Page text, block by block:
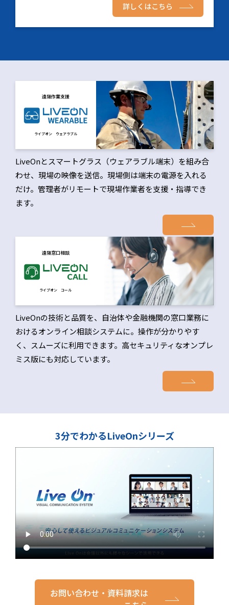
詳しくはこちら
遠隔作業支援
ライブオン ウェアラブル
LiveOnとスマートグラス（ウェアラブル端末）を組み合
わせ、現場の映像を送信。現場側は端末の電源を入れる
だけ。管理者がリモートで現場作業者を支援・指導でき
ます。
遠隔窓口相談
ライブオン コール
LiveOnの技術と品質を、自治体や金融機関の窓口業務に
おけるオンライン相談システムに。操作が分かりやす
く、スムーズに利用できます。高セキュリティなオンプレ
ミス版にも対応しています。
3分でわかるLiveOnシリーズ
お問い合わせ・資料請求は